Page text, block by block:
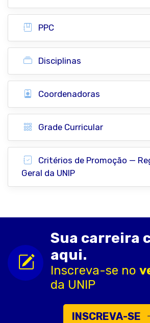
PPC
Disciplinas
Coordenadoras
Grade Curricular
Critérios de Promoção —
Geral da UNIP
Sua carreira
aqui.
Inscreva-se no
da UNIP
INSCREVA-SE